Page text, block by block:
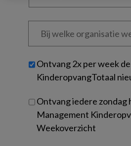
Bij
welke
je?
Untitled
Ontvang 2x per week de
KinderopvangTotaal
Ontvang iedere zondag
Management
Weekoverzicht